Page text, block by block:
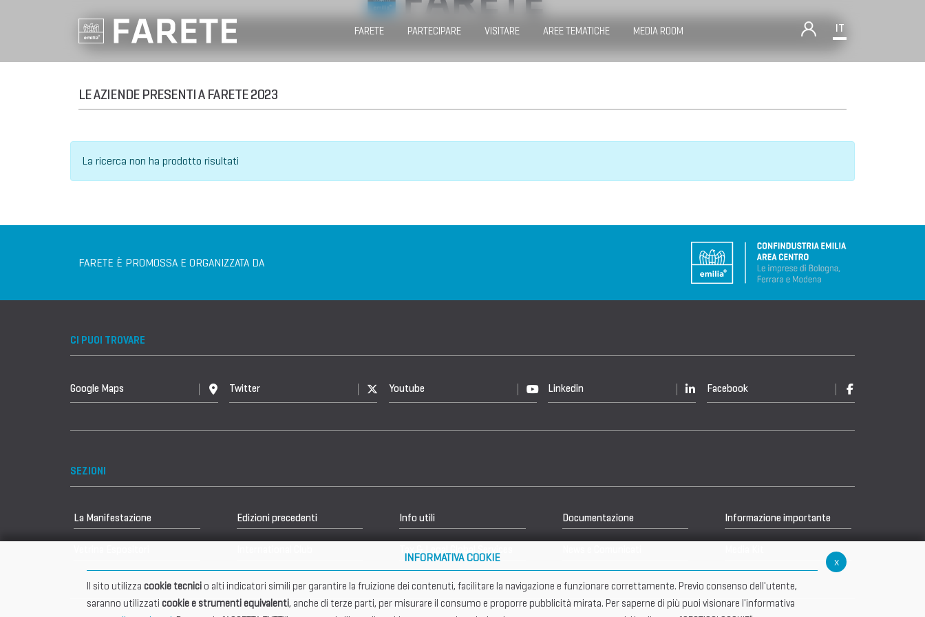
FARETE PARTECIPARE VISITARE AREE TEMATICHE MEDIA ROOM IT
LE AZIENDE PRESENTI A FARETE 2023
La ricerca non ha prodotto risultati
FARETE È PROMOSSA E ORGANIZZATA DA
CI PUOI TROVARE
Google Maps Twitter Youtube Linkedin Facebook
SEZIONI
La Manifestazione Edizioni precedenti Info utili Documentazione Informazione importante
x
INFORMATIVA COOKIE
Il sito utilizza cookie tecnici o alti indicatori simili per garantire la fruizione dei contenuti, facilitare la navigazione e funzionare correttamente. Previo consenso dell'utente,
saranno utilizzati cookie e strumenti equivalenti, anche di terze parti, per misurare il consumo e proporre pubblicità mirata. Per saperne di più puoi visionare l'informativa